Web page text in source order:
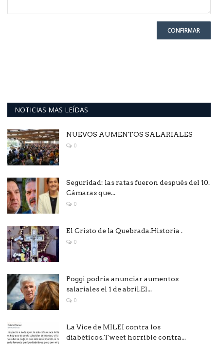
CONFIRMAR
NOTICIAS MAS LEÍDAS
NUEVOS AUMENTOS SALARIALES
0
Seguridad: las ratas fueron después del 10.
Cámaras que...
0
El Cristo de la Quebrada.Historia .
0
Poggi podría anunciar aumentos
salariales el 1 de abril.El...
0
La Vice de MILEI contra los
diabéticos.Tweet horrible contra...